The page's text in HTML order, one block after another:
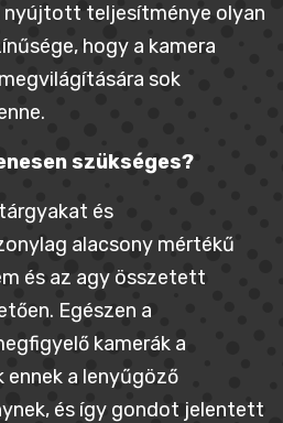
teljesítménye olyan
hogy a kamera
sok
szükséges?
és
alacsony mértékű
és az agy összetett
Egészen a
kamerák a
ennek a lenyűgöző
és így gondot jelentett